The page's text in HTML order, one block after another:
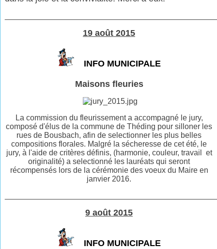
19 août 2015
INFO MUNICIPALE
Maisons fleuries
La commission du fleurissement a accompagné le jury,
composé d'élus de la commune de Théding pour silloner les
rues de Bousbach, afin de selectionner les plus belles
compositions florales. Malgré la sécheresse de cet été, le
jury, à l'aide de critères définis, (harmonie, couleur, travail et
originalité) a selectionné les lauréats qui seront
récompensés lors de la cérémonie des voeux du Maire en
janvier 2016.
9 août 2015
INFO MUNICIPALE